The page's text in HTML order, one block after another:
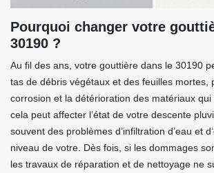
Pourquoi changer votre
30190 ?
Au fil des ans, votre gouttière dans le 30190
tas de débris végétaux et des feuilles mortes,
corrosion et la détérioration des matériaux qui
cela peut affecter l’état de votre descente
souvent des problèmes d’infiltration d’eau et
niveau de votre. Dès fois, si les dommages
les travaux de réparation et de nettoyage ne